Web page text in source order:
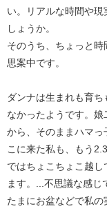
い。リアルな時間や
しょうか。
そのうち、ちょっと
思案中です。
ダンナは生まれも育
なかったようです。
から、そのままハマっ
こに来た私も、もう
ではちょこちょこ越
ます。...不思議な感じ
たまにお盆などで私